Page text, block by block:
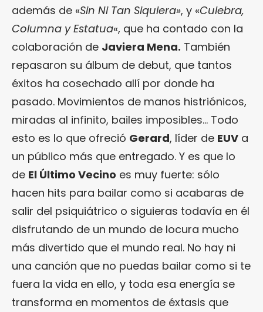
además de «Sin Ni Tan Siquiera», y «Culebra,
Columna y Estatua«, que ha contado con la
colaboración de Javiera Mena. También
repasaron su álbum de debut, que tantos
éxitos ha cosechado allí por donde ha
pasado. Movimientos de manos histriónicos,
miradas al infinito, bailes imposibles… Todo
esto es lo que ofreció Gerard, líder de EUV a
un público más que entregado. Y es que lo
de El Último Vecino es muy fuerte: sólo
hacen hits para bailar como si acabaras de
salir del psiquiátrico o siguieras todavía en él
disfrutando de un mundo de locura mucho
más divertido que el mundo real. No hay ni
una canción que no puedas bailar como si te
fuera la vida en ello, y toda esa energía se
transforma en momentos de éxtasis que